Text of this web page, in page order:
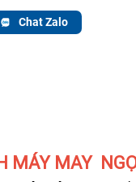
Chat Zalo
MÁY MAY